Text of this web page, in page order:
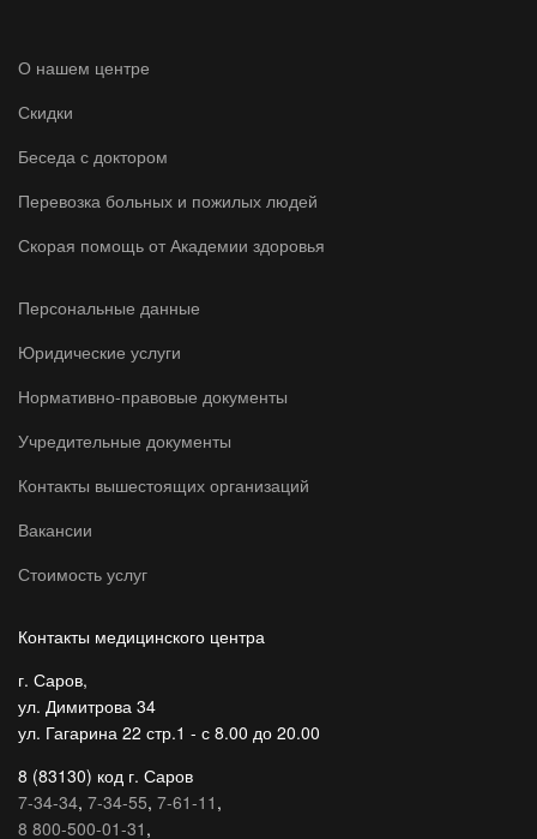
О нашем центре
Скидки
Беседа с доктором
Перевозка больных и пожилых людей
Скорая помощь от Академии здоровья
Персональные данные
Юридические услуги
Нормативно-правовые документы
Учредительные документы
Контакты вышестоящих организаций
Вакансии
Стоимость услуг
Контакты медицинского центра
г. Саров,
ул. Димитрова 34
ул. Гагарина 22 стр.1 - с 8.00 до 20.00
8 (83130) код г. Саров
7-34-34, 7-34-55, 7-61-11 ,
8 800-500-01-31 ,